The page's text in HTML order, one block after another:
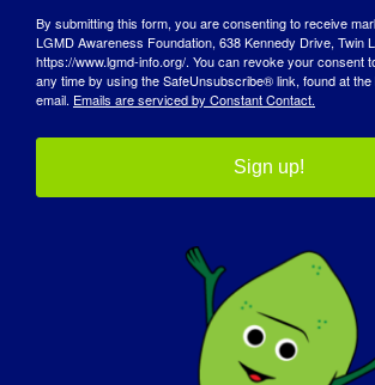
LGMD: Attualmente non esistono
trattamenti o cure per la LGMD
La Fondazione Jain sta
aiutando con studi clinici e
scoprire di più sulla malattia e
trovare trattamenti o una cura!
"CURATA" DOMANI, QUALE
PRIMA COSA CHE VORRESTE FARE:
Abbraccerei i miei figli "per
lungo la strada e prenderei
By submitting this form, you are consenting to receive
LGMD Awareness Foundation, 638 Kennedy Drive, Twin
https://www.lgmd-info.org/. You can revoke your consent
any time by using the SafeUnsubscribe® link, found at
email. Emails are serviced by Constant Contact.
Sign up!